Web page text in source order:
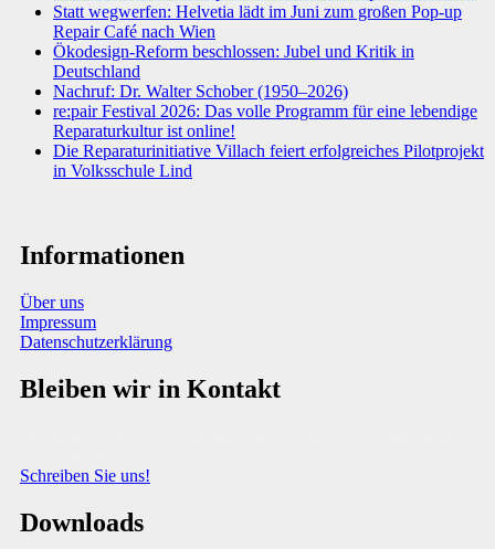
Statt wegwerfen: Helvetia lädt im Juni zum großen Pop-up
Repair Café nach Wien
Ökodesign-Reform beschlossen: Jubel und Kritik in
Deutschland
Nachruf: Dr. Walter Schober (1950–2026)
re:pair Festival 2026: Das volle Programm für eine lebendige
Reparaturkultur ist online!
Die Reparaturinitiative Villach feiert erfolgreiches Pilotprojekt
in Volksschule Lind
Informationen
Über uns
Impressum
Datenschutzerklärung
Bleiben wir in Kontakt
Schreiben Sie uns!
Downloads